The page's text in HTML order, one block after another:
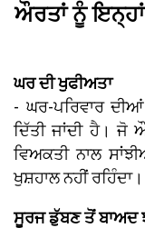
ਔਰਤਾਂ ਨੂੰ ਇਨ੍ਹਾਂ
ਘਰ ਦੀ ਖੁਫੀਅਤਾ
- ਘਰ-ਪਰਿਵਾਰ
ਦਿੱਤੀ ਜਾਂਦੀ ਹੈ। ਜੋ
ਵਿਅਕਤੀ ਨਾਲ
ਖੁਸ਼ਹਾਲ ਨਹੀਂ ਰਹਿੰਦਾ।
ਸੂਰਜ ਡੁੱਬਣ ਤੋਂ ਬਾਅਦ